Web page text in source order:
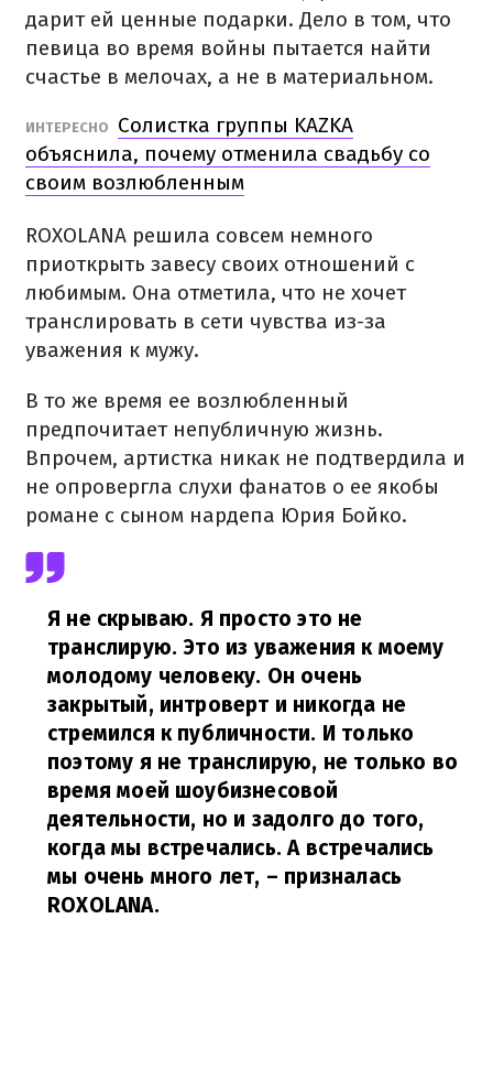
дарит ей ценные подарки. Дело в том, что
певица во время войны пытается найти
счастье в мелочах, а не в материальном.
ИНТЕРЕСНО
Солистка группы KAZKA
объяснила, почему отменила свадьбу со
своим возлюбленным
ROXOLANA решила совсем немного
приоткрыть завесу своих отношений с
любимым. Она отметила, что не хочет
транслировать в сети чувства из-за
уважения к мужу.
В то же время ее возлюбленный
предпочитает непубличную жизнь.
Впрочем, артистка никак не подтвердила и
не опровергла слухи фанатов о ее якобы
романе с сыном нардепа Юрия Бойко.
Я не скрываю. Я просто это не
транслирую. Это из уважения к моему
молодому человеку. Он очень
закрытый, интроверт и никогда не
стремился к публичности. И только
поэтому я не транслирую, не только во
время моей шоубизнесовой
деятельности, но и задолго до того,
когда мы встречались. А встречались
мы очень много лет, – призналась
ROXOLANA.